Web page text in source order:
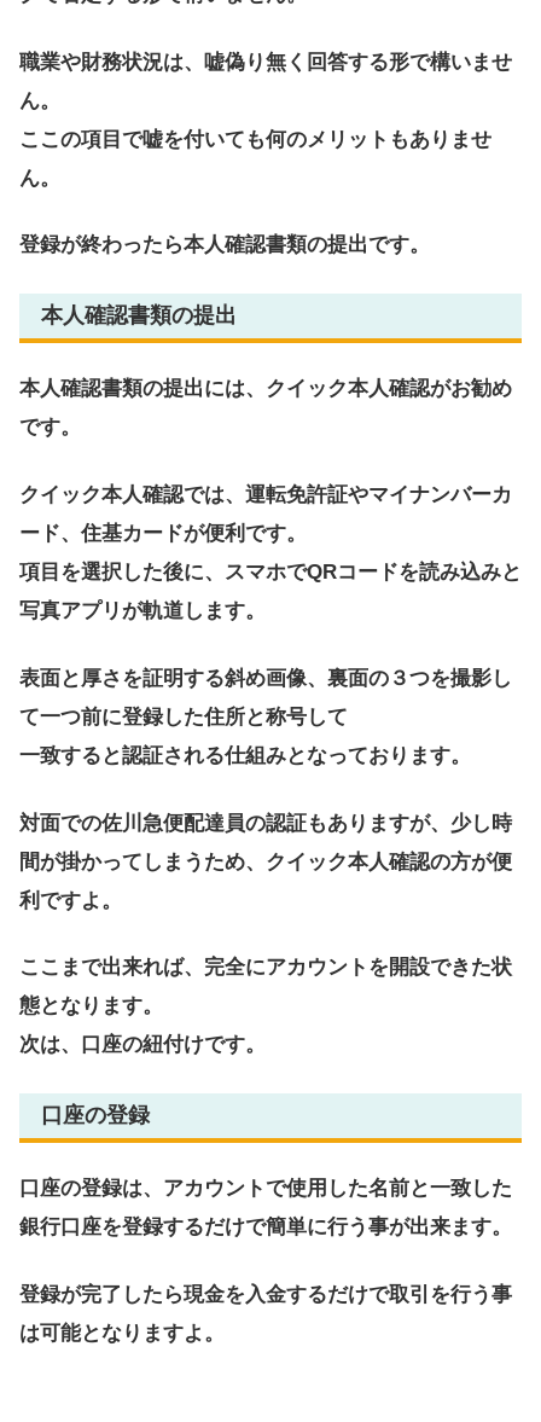
職業や財務状況は、嘘偽り無く回答する形で構いませ
ん。
ここの項目で嘘を付いても何のメリットもありませ
ん。
登録が終わったら本人確認書類の提出です。
本人確認書類の提出
本人確認書類の提出には、クイック本人確認がお勧め
です。
クイック本人確認では、運転免許証やマイナンバーカ
ード、住基カードが便利です。
項目を選択した後に、スマホでQRコードを読み込みと
写真アプリが軌道します。
表面と厚さを証明する斜め画像、裏面の３つを撮影し
て一つ前に登録した住所と称号して
一致すると認証される仕組みとなっております。
対面での佐川急便配達員の認証もありますが、少し時
間が掛かってしまうため、クイック本人確認の方が便
利ですよ。
ここまで出来れば、完全にアカウントを開設できた状
態となります。
次は、口座の紐付けです。
口座の登録
口座の登録は、アカウントで使用した名前と一致した
銀行口座を登録するだけで簡単に行う事が出来ます。
登録が完了したら現金を入金するだけで取引を行う事
は可能となりますよ。